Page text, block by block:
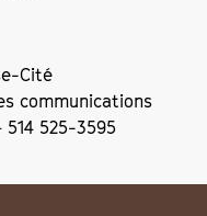
Cité
communications
525-3595